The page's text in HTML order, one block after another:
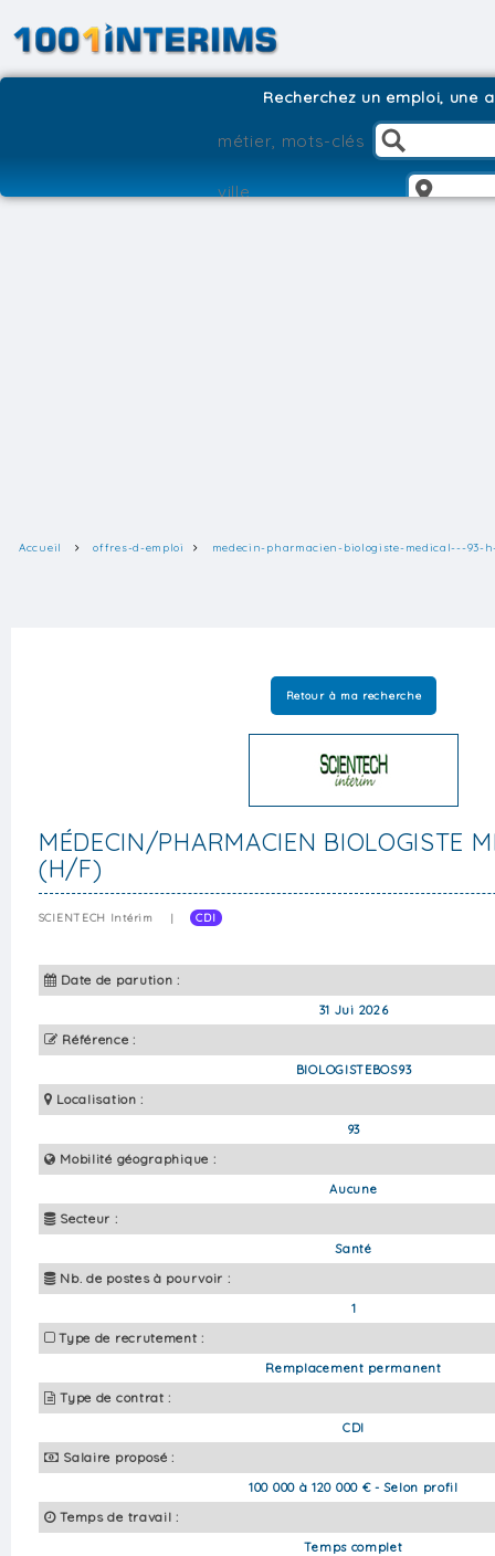
Recherchez un emploi, une
Accueil offres-d-emploi medecin-pharmacien-biologiste-medical---93-
Retour à ma recherche
MÉDECIN/PHARMACIEN BIOLOGISTE
(H/F)
SCIENTECH Intérim | CDI
Date de parution :
31 Jui 2026
Référence :
BIOLOGISTEBOS93
Localisation :
93
Mobilité géographique :
Aucune
Secteur :
Santé
Nb. de postes à pourvoir :
1
Type de recrutement :
Remplacement permanent
Type de contrat :
CDI
Salaire proposé :
100 000 à 120 000 € - Selon profil
Temps de travail :
Temps complet